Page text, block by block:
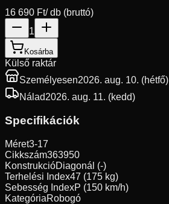
16 690 Ft/ db (bruttó)
1
Kosárba
Külső raktár
Személyesen2026. aug. 10. (hétfő)
Nálad2026. aug. 11. (kedd)
Specifikációk
Méret3-17
Cikkszám363950
KonstrukcióDiagonál (-)
Terhelési Index47 (175 kg)
Sebesség IndexP (150 km/h)
KategóriaRobogó